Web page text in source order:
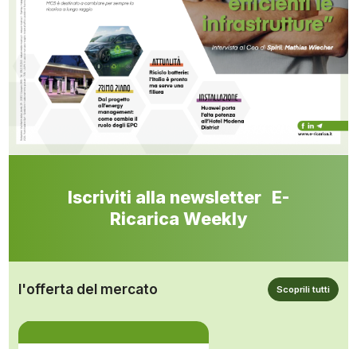
Iscriviti alla newsletter E-
Ricarica Weekly
l'offerta del mercato Scoprili tutti